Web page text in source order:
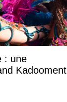
: une
Kadooment